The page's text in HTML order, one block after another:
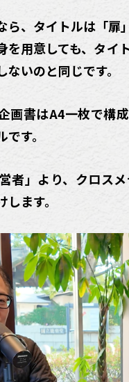
、タイトルは「扉
を用意しても、タ
いのと同じです。
画書はA4一枚で構
す。
者」より、クロス
ます。